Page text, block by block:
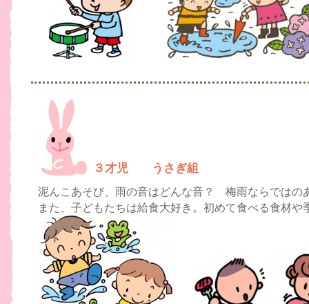
３才児 うさぎ組
泥んこあそび、雨の音はどんな音？ 梅雨ならではの
また、子どもたちは給食大好き。初めて食べる食材